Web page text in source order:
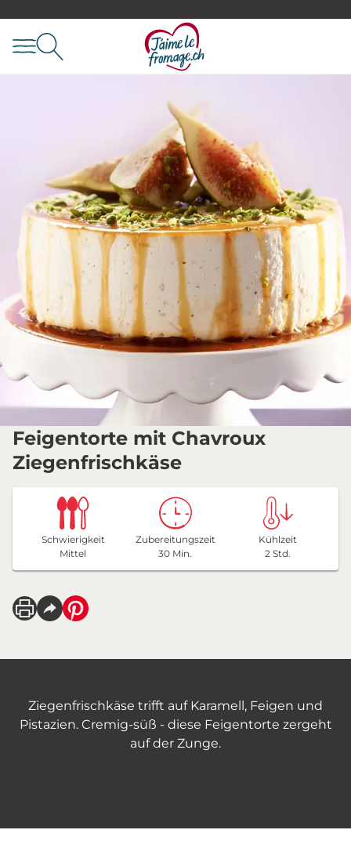
Feigentorte mit Chavroux
Ziegenfrischkäse
Schwierigkeit
Mittel
Zubereitungszeit
30 Min.
Kühlzeit
2 Std.
Ziegenfrischkäse trifft auf Karamell, Feigen und
Pistazien. Cremig-süß - diese Feigentorte zergeht
auf der Zunge.